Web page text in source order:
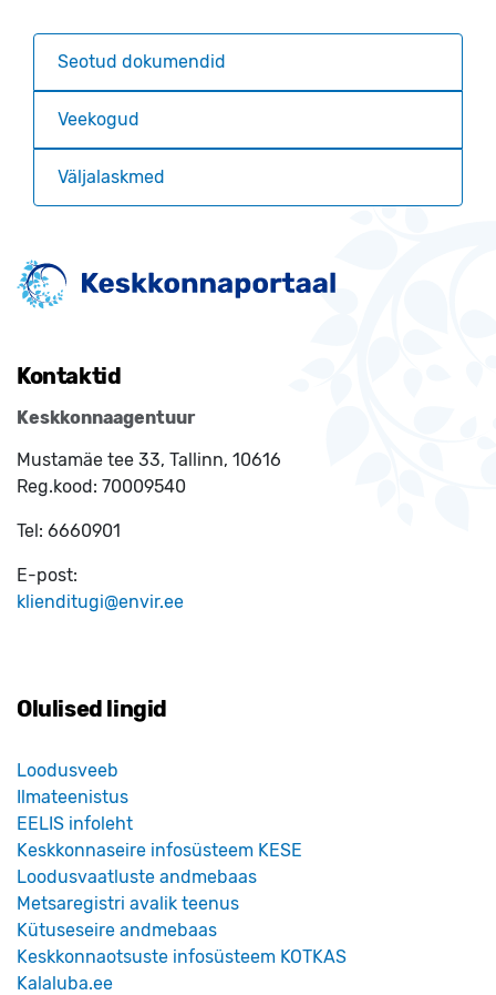
Seotud dokumendid
Veekogud
Väljalaskmed
Kontaktid
Keskkonnaagentuur
Mustamäe tee 33, Tallinn, 10616
Reg.kood: 70009540
Tel: 6660901
E-post:
klienditugi@envir.ee
Olulised lingid
Loodusveeb
Ilmateenistus
EELIS infoleht
Keskkonnaseire infosüsteem KESE
Loodusvaatluste andmebaas
Metsaregistri avalik teenus
Kütuseseire andmebaas
Keskkonnaotsuste infosüsteem KOTKAS
Kalaluba.ee